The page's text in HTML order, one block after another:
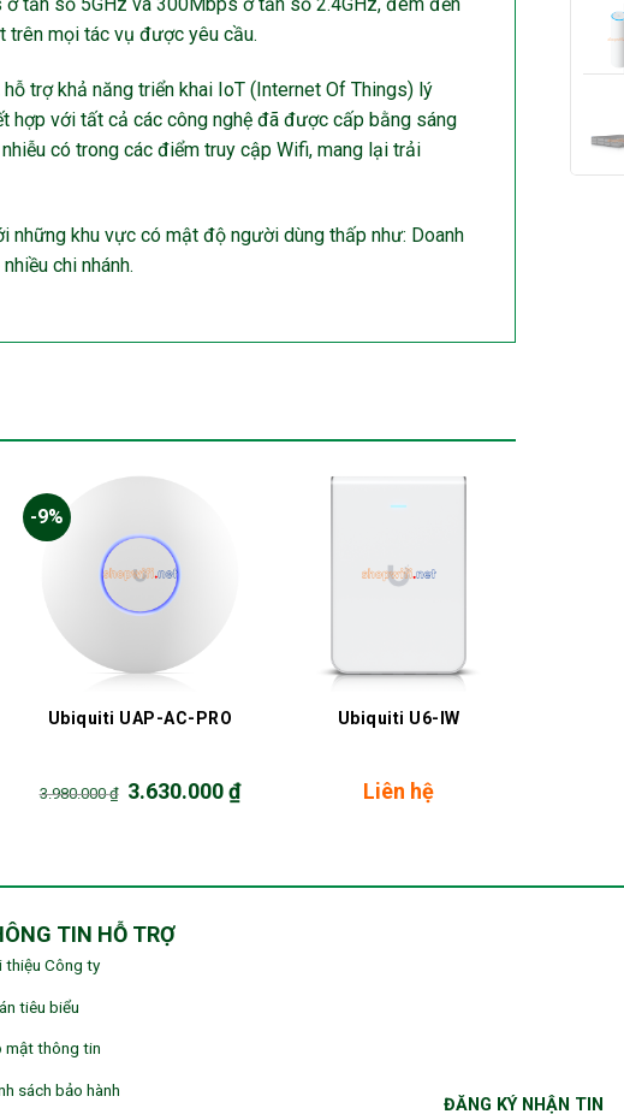
tần số 5GHz và 300Mbps ở tần số 2.4GHz, đem đến
mọi tác vụ được yêu cầu.
trợ khả năng triển khai IoT (Internet Of Things) lý
hợp với tất cả các công nghệ đã được cấp bằng sáng
có trong các điểm truy cập Wifi, mang lại trải
những khu vực có mật độ người dùng thấp như: Doanh
chi nhánh.
-9%
Ubiquiti UAP-AC-PRO
3.980.000₫ Original
price
3.630.000₫Current
price
Ubiquiti U6-IW
Liên hệ
TIN HỖ TRỢ
thiệu Công ty
tiêu biểu
mật thông tin
sách bảo hành
ĐĂNG KÝ NHẬN TIN